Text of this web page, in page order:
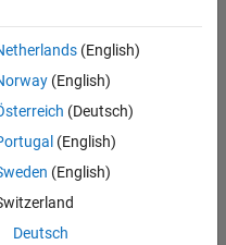
(English)
(English)
(Deutsch)
(English)
(English)
Deutsch